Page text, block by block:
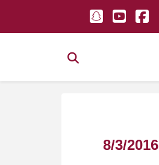
ش4 مسيطر لـ هجن الشحانية (حمد بن علي بن حلفان المري) مهرجان سمو أمير البلاد المفدى 8/3/2016